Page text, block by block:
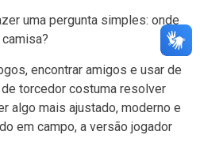
uma pergunta simples: onde
encontrar amigos e usar de
torcedor costuma resolver
algo mais ajustado, moderno e
em campo, a versão jogador